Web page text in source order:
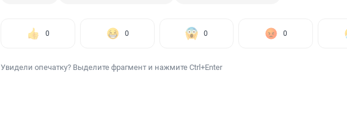
0 0 0 0
Увидели опечатку? Выделите фрагмент и нажмите Ctrl+Enter